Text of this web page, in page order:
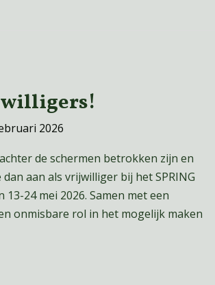
2026
de schermen betrokken zijn en
aan als vrijwilliger bij het SPRING
24 mei 2026. Samen met een
onmisbare rol in het mogelijk maken